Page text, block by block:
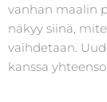
vanhan maalin
näkyy siinä,
vaihdetaan.
kanssa